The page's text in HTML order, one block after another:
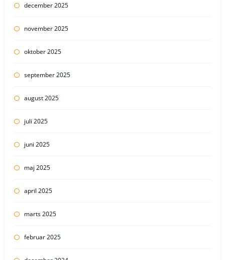
december 2025
november 2025
oktober 2025
september 2025
august 2025
juli 2025
juni 2025
maj 2025
april 2025
marts 2025
februar 2025